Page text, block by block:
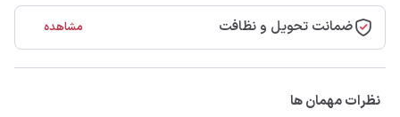
ضمانت تحویل و نظافت مشاهده
نظرات مهمان ها